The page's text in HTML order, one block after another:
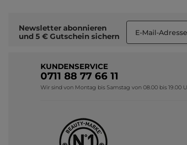
Newsletter abonnieren
und 5 € Gutschein sichern
KUNDENSERVICE
0711 88 77 66 11
Wir sind von Montag bis Samstag von 08.00 bis 19.00